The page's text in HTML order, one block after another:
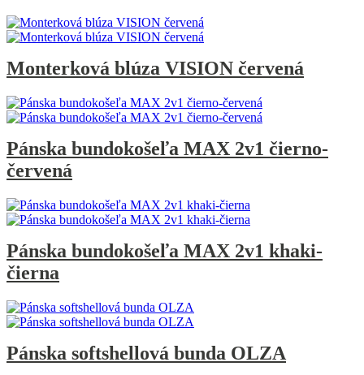
Monterková blúza VISION červená
Pánska bundokošeľa MAX 2v1 čierno-
červená
Pánska bundokošeľa MAX 2v1 khaki-
čierna
Pánska softshellová bunda OLZA